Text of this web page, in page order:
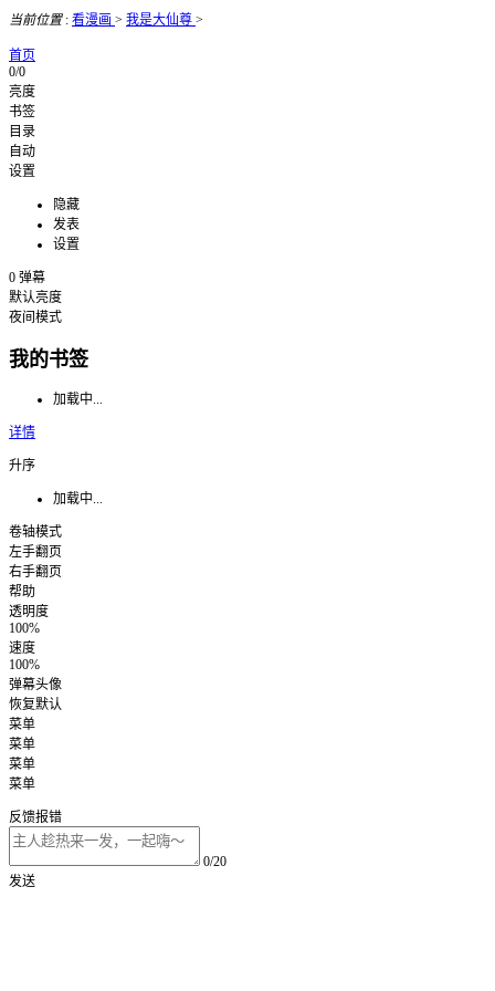
当前位置: 看漫画 > 我是大仙尊 >
首页
0/0
亮度
书签
目录
自动
设置
隐藏
发表
设置
0 弹幕
默认亮度
夜间模式
我的书签
加载中...
详情
升序
加载中...
卷轴模式
左手翻页
右手翻页
帮助
透明度
100%
速度
100%
弹幕头像
恢复默认
菜单
菜单
菜单
菜单
反馈报错
0/20
发送